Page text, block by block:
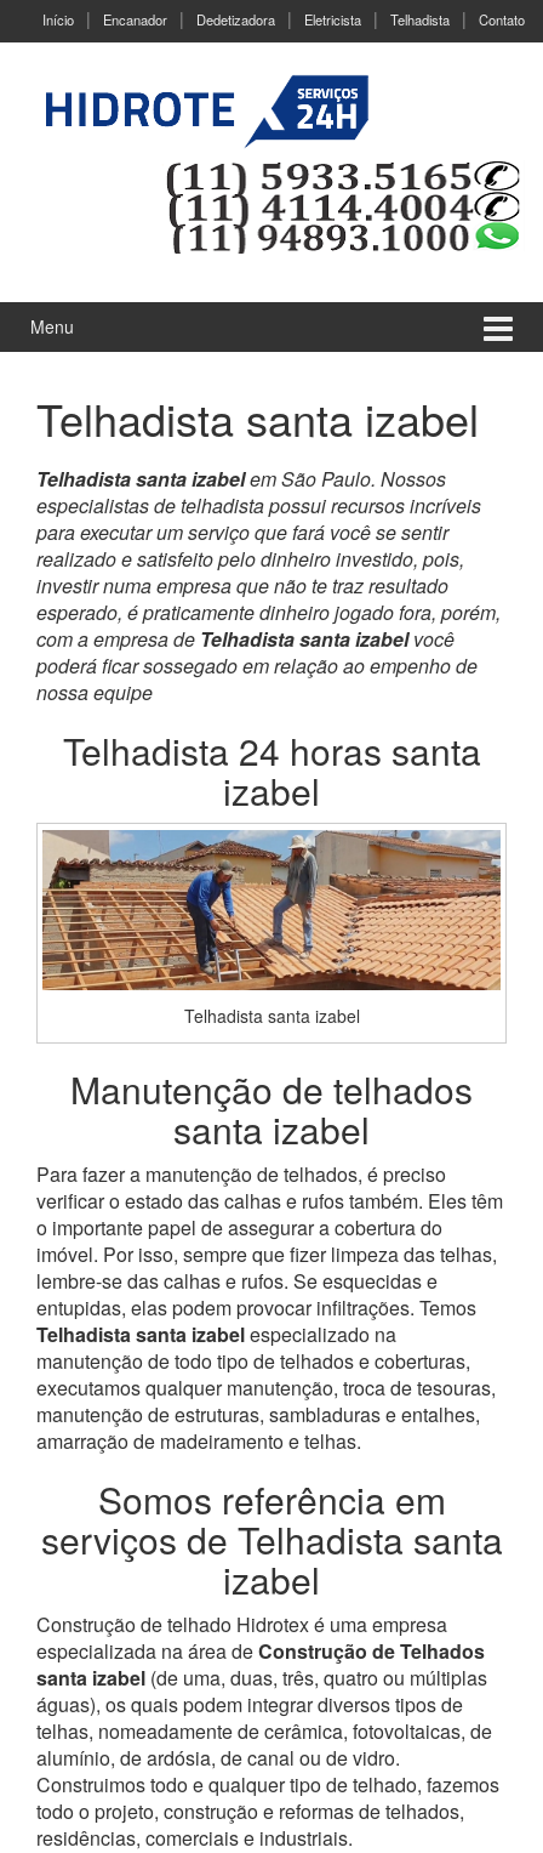
Início Encanador Dedetizadora Eletricista Telhadista Contato
Menu
Telhadista santa izabel
Telhadista santa izabelem São Paulo. Nossos
especialistas de telhadista possui recursos incríveis
para executar um serviço que fará você se sentir
realizado e satisfeito pelo dinheiro investido, pois,
investir numa empresa que não te traz resultado
esperado, é praticamente dinheiro jogado fora, porém,
com a empresa de Telhadista santa izabelvocê
poderá ficar sossegado em relação ao empenho de
nossa equipe
Telhadista 24 horas santa
izabel
Telhadista santa izabel
Manutenção de telhados
santa izabel
Para fazer a manutenção de telhados, é preciso
verificar o estado das calhas e rufos também. Eles têm
o importante papel de assegurar a cobertura do
imóvel. Por isso, sempre que fizer limpeza das telhas,
lembre-se das calhas e rufos. Se esquecidas e
entupidas, elas podem provocar infiltrações. Temos
Telhadista santa izabelespecializado na
manutenção de todo tipo de telhados e coberturas,
executamos qualquer manutenção, troca de tesouras,
manutenção de estruturas, sambladuras e entalhes,
amarração de madeiramento e telhas.
Somos referência em
serviços de Telhadista santa
izabel
Construção de telhado Hidrotex é uma empresa
especializada na área deConstrução de Telhados
santa izabel (de uma, duas, três, quatro ou múltiplas
águas), os quais podem integrar diversos tipos de
telhas, nomeadamente de cerâmica, fotovoltaicas, de
alumínio, de ardósia, de canal ou de vidro.
Construimos todo e qualquer tipo de telhado, fazemos
todo o projeto, construção e reformas de telhados,
residências, comerciais e industriais.